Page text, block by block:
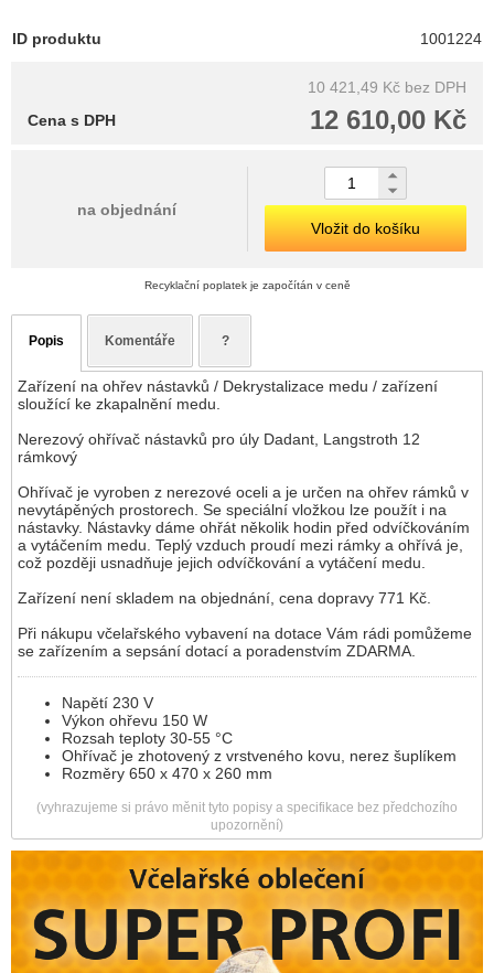
ID produktu 1001224
10 421,49 Kč bez DPH
12 610,00 Kč
Cena s DPH
na objednání
Vložit do košíku
Recyklační poplatek je započítán v ceně
Popis Komentáře ?
Zařízení na ohřev nástavků / Dekrystalizace medu / zařízení
sloužící ke zkapalnění medu.
Nerezový ohřívač nástavků pro úly Dadant, Langstroth 12
rámkový
Ohřívač je vyroben z nerezové oceli a je určen na ohřev rámků v
nevytápěných prostorech. Se speciální vložkou lze použít i na
nástavky. Nástavky dáme ohřát několik hodin před odvíčkováním
a vytáčením medu. Teplý vzduch proudí mezi rámky a ohřívá je,
což později usnadňuje jejich odvíčkování a vytáčení medu.
Zařízení není skladem na objednání, cena dopravy 771 Kč.
Při nákupu včelařského vybavení na dotace Vám rádi pomůžeme
se zařízením a sepsání dotací a poradenstvím ZDARMA.
Napětí 230 V
Výkon ohřevu 150 W
Rozsah teploty 30-55 °C
Ohřívač je zhotovený z vrstveného kovu, nerez šuplíkem
Rozměry 650 x 470 x 260 mm
(vyhrazujeme si právo měnit tyto popisy a specifikace bez předchozího
upozornění)